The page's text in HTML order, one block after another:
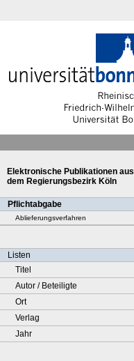
Elektronische Publikationen aus
dem Regierungsbezirk Köln
Pflichtabgabe
Ablieferungsverfahren
Listen
Titel
Autor / Beteiligte
Ort
Verlag
Jahr